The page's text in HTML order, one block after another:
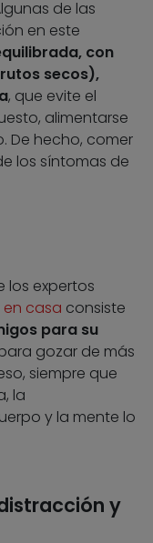
de las
en este
con
secos),
, que evite el
alimentarse
De hecho, comer
los síntomas de
los expertos
en casa consiste
para su
gozar de más
siempre que
la
y la mente lo
y